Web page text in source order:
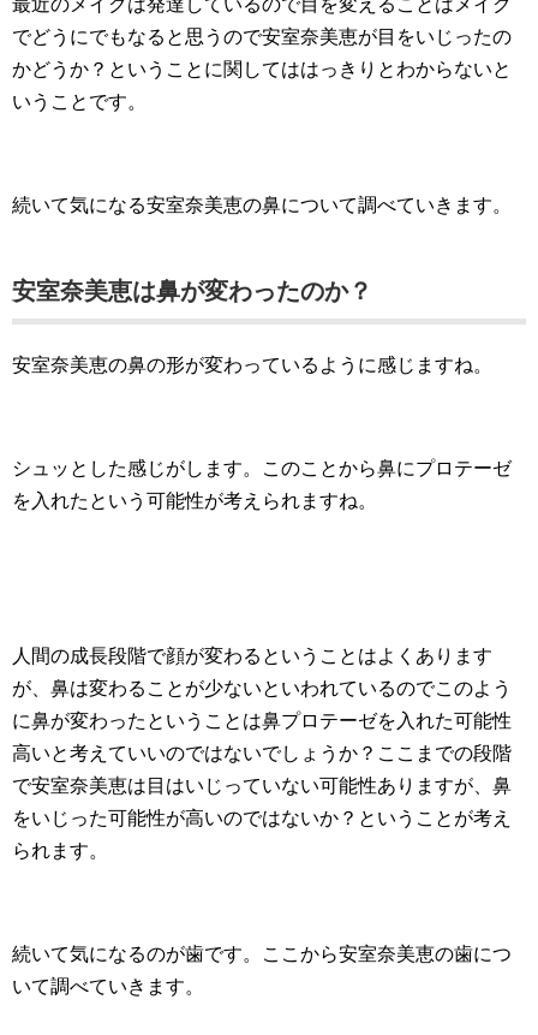
最近のメイクは発達しているので目を変えることはメイク
でどうにでもなると思うので安室奈美恵が目をいじったの
かどうか？ということに関してははっきりとわからないと
いうことです。
続いて気になる安室奈美恵の鼻について調べていきます。
安室奈美恵は鼻が変わったのか？
安室奈美恵の鼻の形が変わっているように感じますね。
シュッとした感じがします。このことから鼻にプロテーゼ
を入れたという可能性が考えられますね。
人間の成長段階で顔が変わるということはよくあります
が、鼻は変わることが少ないといわれているのでこのよう
に鼻が変わったということは鼻プロテーゼを入れた可能性
高いと考えていいのではないでしょうか？ここまでの段階
で安室奈美恵は目はいじっていない可能性ありますが、鼻
をいじった可能性が高いのではないか？ということが考え
られます。
続いて気になるのが歯です。ここから安室奈美恵の歯につ
いて調べていきます。